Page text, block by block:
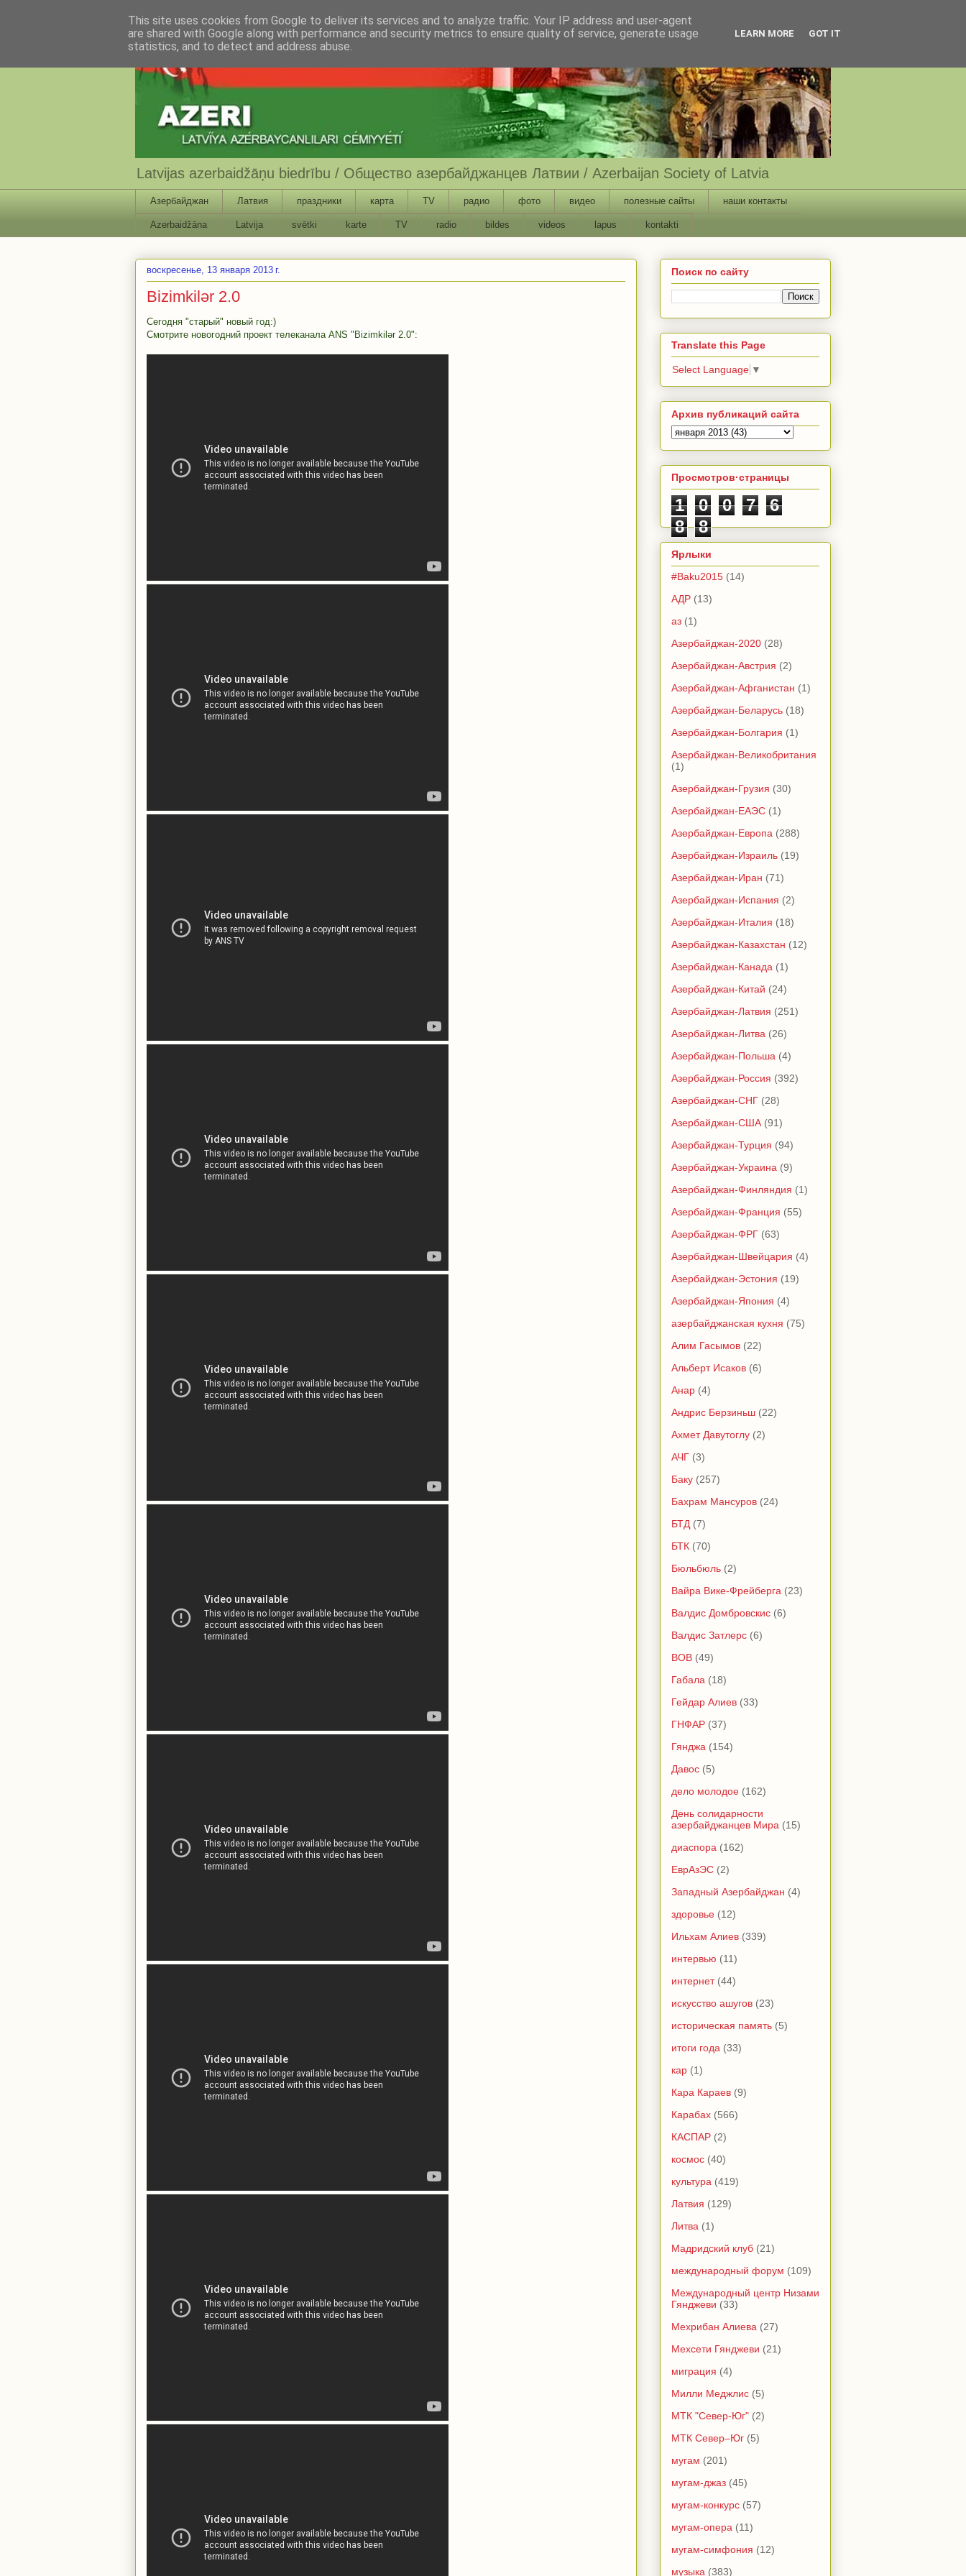
Latvijas azerbaidžāņu biedrību / Общество азербайджанцев Латвии / Azerbaijan Society of Latvia
Азербайджан Латвия праздники карта TV радио фото видео полезные сайты наши контакты
Azerbaidžāna Latvija svētki karte TV radio bildes videos lapus kontakti
воскресенье, 13 января 2013 г.
Bizimkilər 2.0
Сегодня "старый" новый год:)
Смотрите новогодний проект телеканала ANS " Bizimkilər2.0":
Поиск по сайту
Translate this Page
Select Language ▼
Архив публикаций сайта
Просмотров·страницы
1 0 0 7
6
8
8
Ярлыки
#Baku2015 (14)
АДР (13)
аз (1)
Азербайджан-2020 (28)
Азербайджан-Австрия (2)
Азербайджан-Афганистан (1)
Азербайджан-Беларусь (18)
Азербайджан-Болгария (1)
Азербайджан-Великобритания
(1)
Азербайджан-Грузия (30)
Азербайджан-ЕАЭС (1)
Азербайджан-Европа (288)
Азербайджан-Израиль (19)
Азербайджан-Иран (71)
Азербайджан-Испания (2)
Азербайджан-Италия (18)
Азербайджан-Казахстан (12)
Азербайджан-Канада (1)
Азербайджан-Китай (24)
Азербайджан-Латвия (251)
Азербайджан-Литва (26)
Азербайджан-Польша (4)
Азербайджан-Россия (392)
Азербайджан-СНГ (28)
Азербайджан-США (91)
Азербайджан-Турция (94)
Азербайджан-Украина (9)
Азербайджан-Финляндия (1)
Азербайджан-Франция (55)
Азербайджан-ФРГ (63)
Азербайджан-Швейцария (4)
Азербайджан-Эстония (19)
Азербайджан-Япония (4)
азербайджанская кухня (75)
Алим Гасымов (22)
Альберт Исаков (6)
Анар (4)
Андрис Берзиньш (22)
Ахмет Давутоглу (2)
АЧГ (3)
Баку (257)
Бахрам Мансуров (24)
БТД (7)
БТК (70)
Бюльбюль (2)
Вайра Вике-Фрейберга (23)
Валдис Домбровскис (6)
Валдис Затлерс (6)
ВОВ (49)
Габала (18)
Гейдар Алиев (33)
ГНФАР (37)
Гянджа (154)
Давос (5)
дело молодое (162)
День солидарности
азербайджанцев Мира (15)
диаспора (162)
ЕврАзЭС (2)
Западный Азербайджан (4)
здоровье (12)
Ильхам Алиев (339)
интервью (11)
интернет (44)
искусство ашугов (23)
историческая память (5)
итоги года (33)
кар (1)
Кара Караев (9)
Карабах (566)
КАСПАР (2)
космос (40)
культура (419)
Латвия (129)
Литва (1)
Мадридский клуб (21)
международный форум (109)
Международный центр Низами
Гянджеви (33)
Мехрибан Алиева (27)
Мехсети Гянджеви (21)
миграция (4)
Милли Меджлис (5)
МТК "Север-Юг" (2)
МТК Север–Юг (5)
мугам (201)
мугам-джаз (45)
мугам-конкурс (57)
мугам-опера (11)
мугам-симфония (12)
музыка (383)
This site uses cookies from Google to deliver its services and to analyze traffic. Your IP address and user-agent
are shared with Google along with performance and security metrics to ensure quality of service, generate usage
statistics, and to detect and address abuse.
LEARN MORE GOT IT